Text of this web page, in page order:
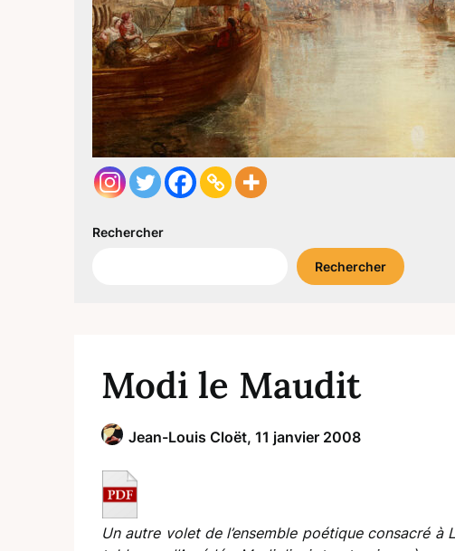
Rechercher
Rechercher
Modi le Maudit
Jean-Louis Cloët, 11 janvier 2008
Un autre volet de l’ensemble poétique consacré à